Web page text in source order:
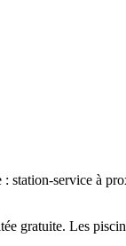
: station-service à
gratuite. Les